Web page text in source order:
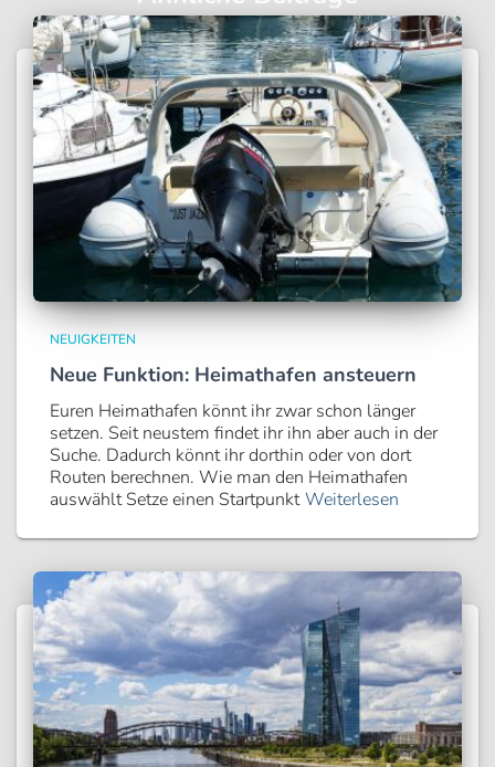
NEUIGKEITEN
Neue Funktion: Heimathafen ansteuern
Euren Heimathafen könnt ihr zwar schon länger
setzen. Seit neustem findet ihr ihn aber auch in der
Suche. Dadurch könnt ihr dorthin oder von dort
Routen berechnen. Wie man den Heimathafen
auswählt Setze einen Startpunkt Weiterlesen